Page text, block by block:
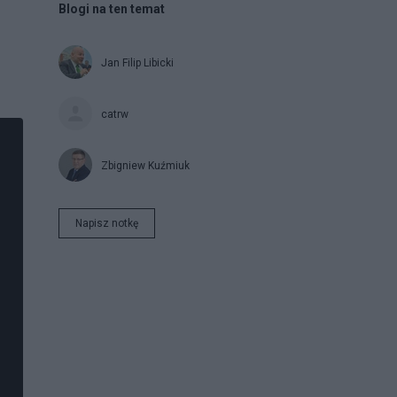
Blogi na ten temat
Jan Filip Libicki
catrw
Zbigniew Kuźmiuk
Napisz notkę